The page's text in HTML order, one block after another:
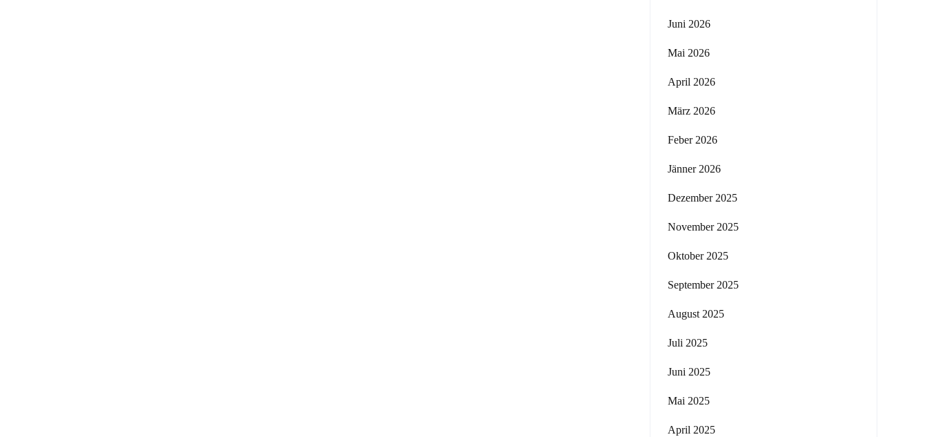
Juni 2026
Mai 2026
April 2026
März 2026
Feber 2026
Jänner 2026
Dezember 2025
November 2025
Oktober 2025
September 2025
August 2025
Juli 2025
Juni 2025
Mai 2025
April 2025